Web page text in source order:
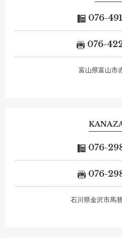
076-
076-
富山県富山市
076-
076-
石川県金沢市馬